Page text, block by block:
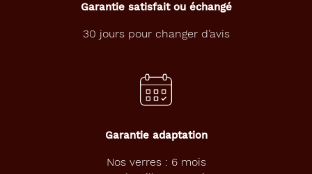
Garantie satisfait ou échangé
30 jours pour changer d’avis
Garantie adaptation
Nos verres : 6 mois